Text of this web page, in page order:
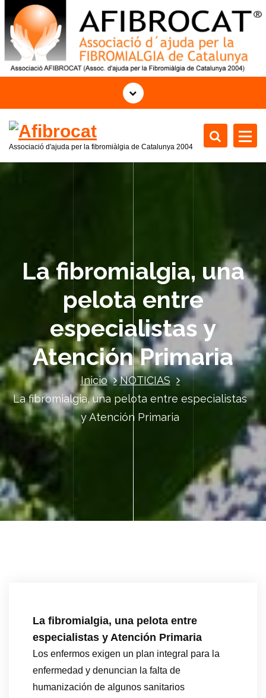
r
t
Associació d'ajuda per la fibromiàlgia de Catalunya 2004
La fibromialgia, una
pelota entre
especialistas y
Atención Primaria
Inicio
NOTICIAS
La fibromialgia, una pelota entre especialistas
y Atención Primaria
La fibromialgia, una pelota entre
especialistas y Atención Primaria
Los enfermos exigen un plan integral para la
enfermedad y denuncian la falta de
humanización de algunos sanitarios